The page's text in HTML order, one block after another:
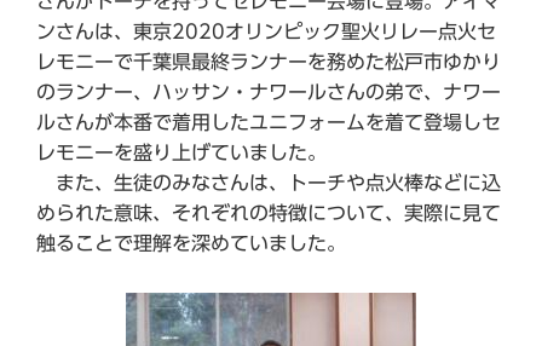
ンさんは、東京2020オリンピック聖火リレー点火セ
レモニーで千葉県最終ランナーを務めた松戸市ゆかり
のランナー、ハッサン・ナワールさんの弟で、ナワー
ルさんが本番で着用したユニフォームを着て登場しセ
レモニーを盛り上げていました。
また、生徒のみなさんは、トーチや点火棒などに込
められた意味、それぞれの特徴について、実際に見て
触ることで理解を深めていました。